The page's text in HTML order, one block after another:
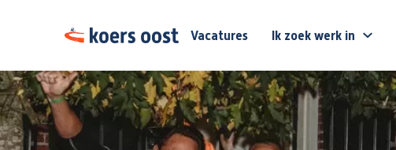
Vacatures Ik zoek werk in